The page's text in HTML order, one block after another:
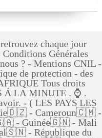
chaque jour
Générales
? - Mentions CNIL -
de protection - des
Tous droits
Á LA MINUTE . ⌚ .
- ( LES PAYS LES
- Cameroun🇨🇲 -
- Guinée🇬🇳 - Mali
- République du